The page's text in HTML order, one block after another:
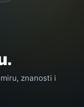
znanosti i